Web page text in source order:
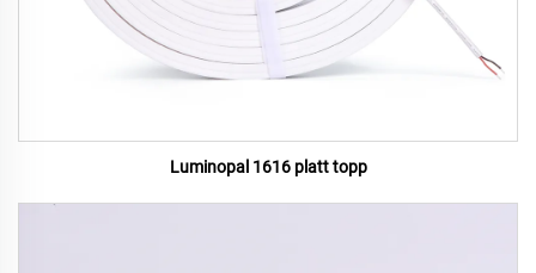
Luminopal 1616 platt topp